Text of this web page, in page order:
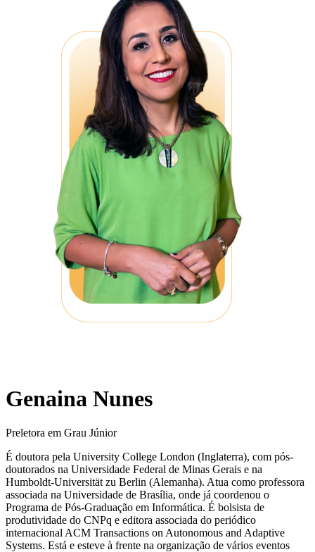
Genaina Nunes
Preletora em Grau Júnior
É doutora pela University College London (Inglaterra), com pós-
doutorados na Universidade Federal de Minas Gerais e na
Humboldt-Universität zu Berlin (Alemanha). Atua como professora
associada na Universidade de Brasília, onde já coordenou o
Programa de Pós-Graduação em Informática. É bolsista de
produtividade do CNPq e editora associada do periódico
internacional ACM Transactions on Autonomous and Adaptive
Systems. Está e esteve à frente na organização de vários eventos